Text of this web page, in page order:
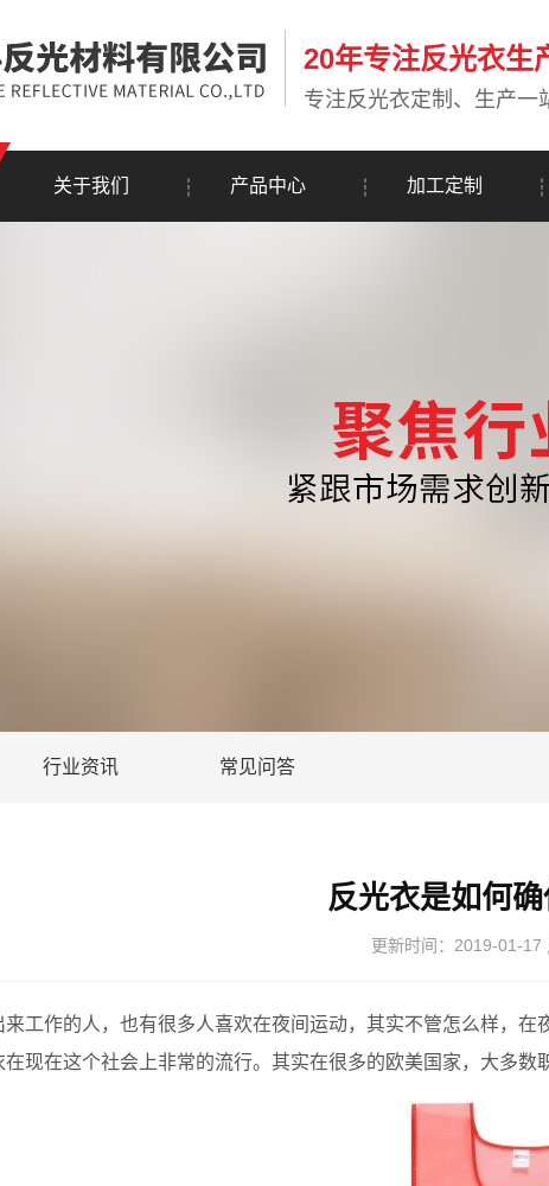
20年专注反光衣生
专注反光衣定制、生产一
关于我们 产品中心 加工定制
行业资讯 常见问答
反光衣是如何
更新时间： 2019-01-17
工作的人，也有很多人喜欢在夜间运动，其实不管怎么样，
现在这个社会上非常的流行。其实在很多的欧美国家，大多数